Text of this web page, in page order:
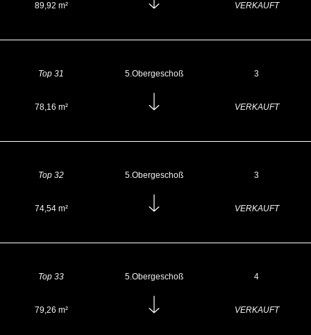
89,92 m² VERKAUFT
Top 31 5.Obergeschoß 3
78,16 m² VERKAUFT
Top 32 5.Obergeschoß 3
74,54 m² VERKAUFT
Top 33 5.Obergeschoß 4
79,26 m² VERKAUFT